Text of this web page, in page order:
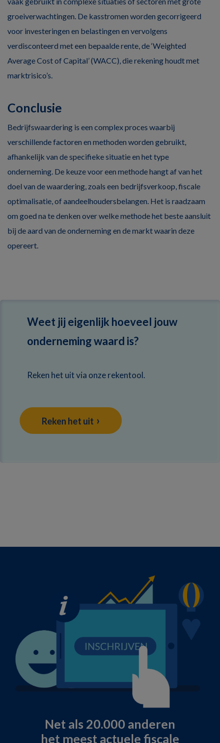
groeiverwachtingen. De kasstromen worden gecorrigeerd
voor investeringen en belastingen en vervolgens
verdisconteerd met een bepaalde rente, de ‘Weighted
Average Cost of Capital’ (WACC), die rekening houdt met
marktrisico’s.
Conclusie
Bedrijfswaardering is een complex proces waarbij
verschillende factoren en methoden worden gebruikt,
afhankelijk van de specifieke situatie en het type
onderneming. De keuze voor een methode hangt af van het
doel van de waardering, zoals een bedrijfsverkoop, fiscale
optimalisatie, of aandeelhoudersbelangen. Het is raadzaam
om goed na te denken over welke methode het beste aansluit
bij de aard van de onderneming en de markt waarin deze
opereert.
Weet jij eigenlijk hoeveel jouw
onderneming waard is?
Reken het uit via onze rekentool.
Reken het uit
Net als 20.000 anderen
het meest actuele fiscale